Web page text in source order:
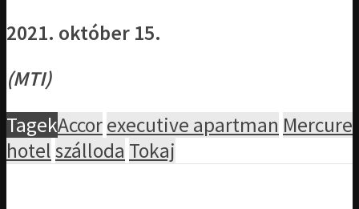
2021. október 15.
(MTI)
TagekAccorexecutive apartman Mercure
hotelszálloda Tokaj